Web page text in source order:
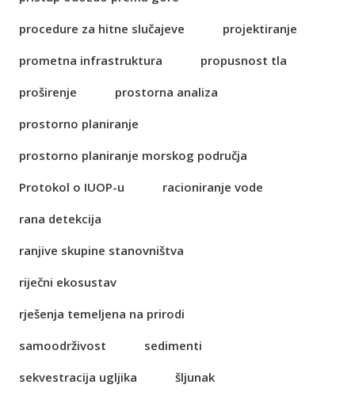
procedure za hitne slučajeve
projektiranje
prometna infrastruktura
propusnost tla
proširenje
prostorna analiza
prostorno planiranje
prostorno planiranje morskog područja
Protokol o IUOP-u
racioniranje vode
rana detekcija
ranjive skupine stanovništva
riječni ekosustav
rješenja temeljena na prirodi
samoodrživost
sedimenti
sekvestracija ugljika
šljunak